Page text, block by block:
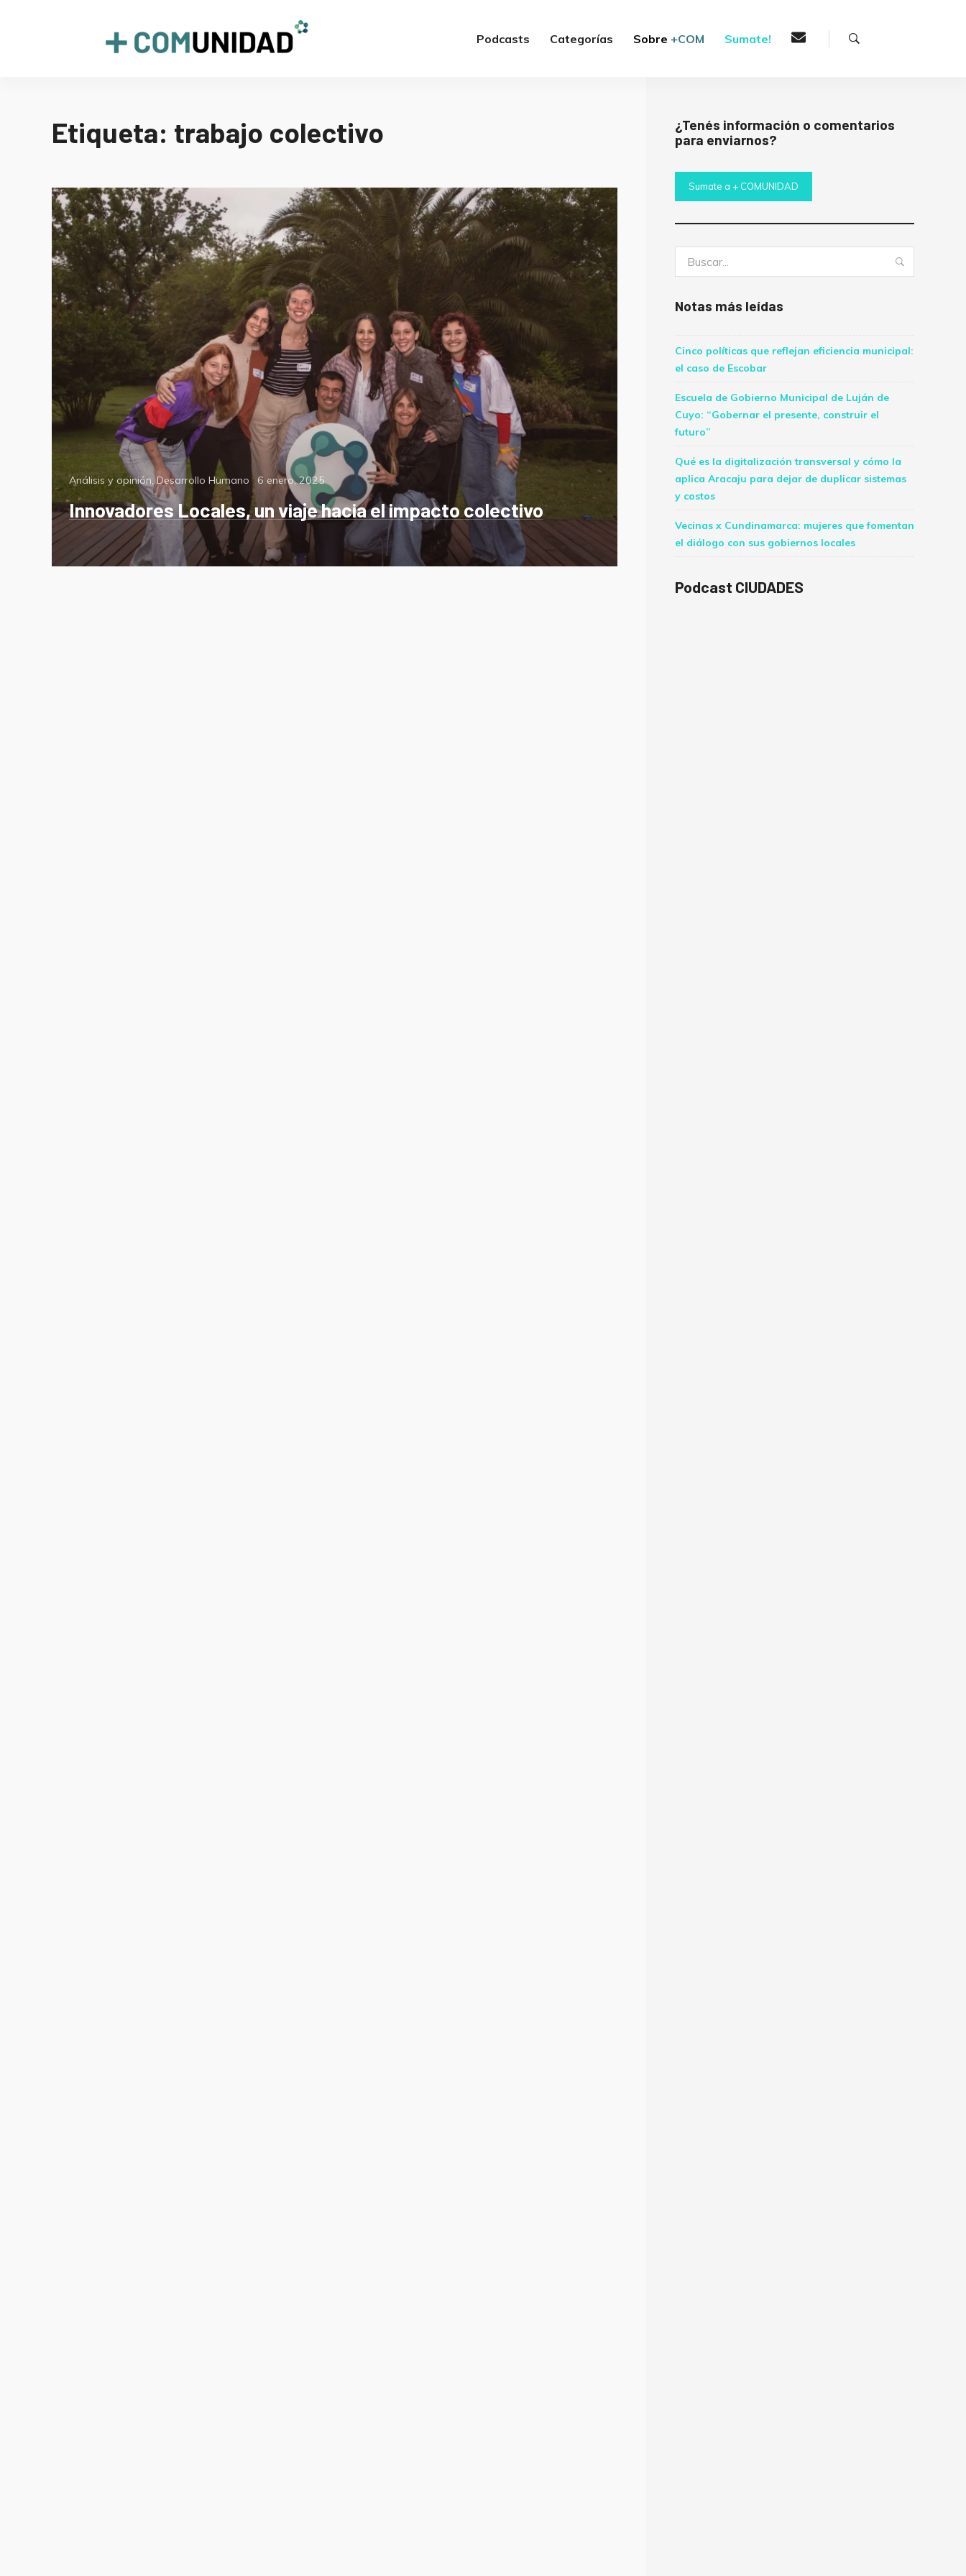
+COMUNIDAD Podcasts Categorías Sobre+COM Sumate!
Etiqueta: trabajo colectivo
Categorías
Análisis y opinión,Desarrollo Humano
Posted
6 enero, 2025
Innovadores Locales, un viaje hacia el impacto colectivo
¿Tenés información o comentarios
para enviarnos?
Sumate a + COMUNIDAD
Notas más leídas
Cinco políticas que reflejan eficiencia municipal:
el caso de Escobar
Escuela de Gobierno Municipal de Luján de
Cuyo: “Gobernar el presente, construir el
futuro”
Qué es la digitalización transversal y cómo la
aplica Aracaju para dejar de duplicar sistemas
y costos
Vecinas x Cundinamarca: mujeres que fomentan
el diálogo con sus gobiernos locales
Podcast CIUDADES